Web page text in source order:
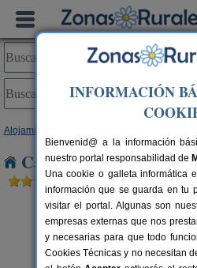
Alojamientos
Casas Rurales cerca
INFORMACIÓN
Bienvenid@ a la información
nuestro portal responsabilidad de
Una cookie o galleta informática
información que se guarda en tu
visitar el portal. Algunas son
empresas externas que nos
y necesarias para que todo
Cookies Técnicas y no necesitan